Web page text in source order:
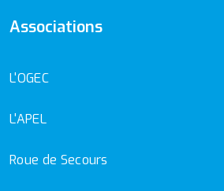
Associations
L'OGEC
L'APEL
Roue de Secours